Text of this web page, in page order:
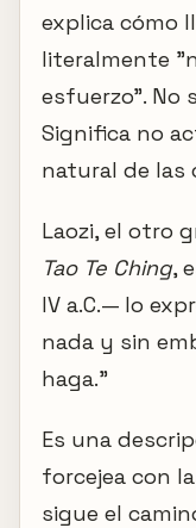
explica cómo
literalmente
esfuerzo". No
Significa no
natural de las
Laozi, el otro
Tao Te Ching,
IV a.C.— lo
nada y sin
haga."
Es una
forcejea con
sigue el